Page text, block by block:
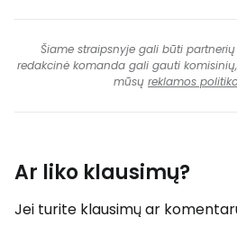
Šiame straipsnyje gali būti
redakcinė komanda gali gauti
mūsų reklamos
Ar liko klausimų?
Jei turite klausimų ar